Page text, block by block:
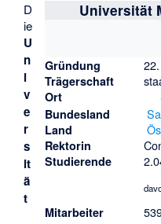
Universität
Gründung
Trägerschaft
Ort
Bundesland
Land
Rektorin
Studierende
Mitarbeiter
D
ie
U
n
i
v
e
r
s
it
ä
t